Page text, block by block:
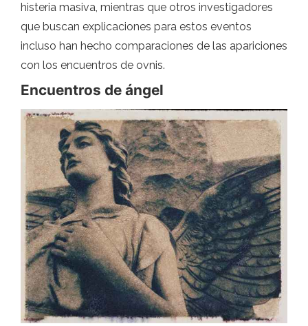
histeria masiva, mientras que otros investigadores
que buscan explicaciones para estos eventos
incluso han hecho comparaciones de las apariciones
con los encuentros de ovnis.
Encuentros de ángel